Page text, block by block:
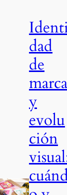
dad
de
marca
y
evolu
ción